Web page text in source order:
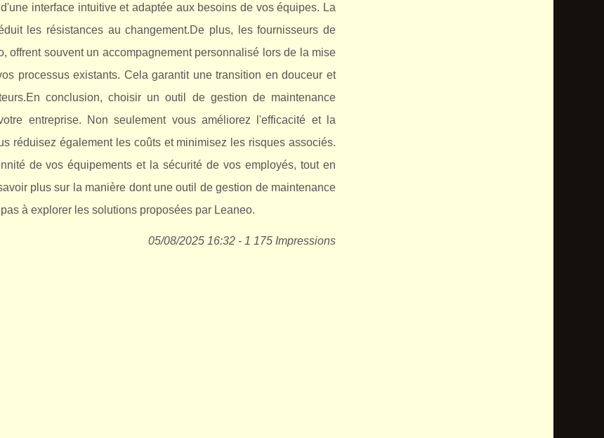
interface intuitive et adaptée aux besoins de vos équipes. La
les résistances au changement.De plus, les fournisseurs de
offrent souvent un accompagnement personnalisé lors de la mise
processus existants. Cela garantit une transition en douceur et
conclusion, choisir un outil de gestion de maintenance
entreprise. Non seulement vous améliorez l'efficacité et la
réduisez également les coûts et minimisez les risques associés.
de vos équipements et la sécurité de vos employés, tout en
plus sur la manière dont une outil de gestion de maintenance
à explorer les solutions proposées par Leaneo.
05/08/2025 16:32 - 1 175 Impressions